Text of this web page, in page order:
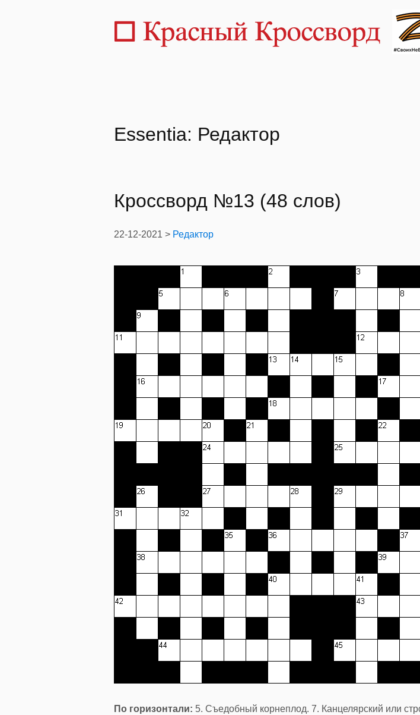
Essentia: Редактор
Кроссворд №13 (48 слов)
22-12-2021 > Редактор
По горизонтали: 5. Съедобный корнеплод. 7. Канцелярский или